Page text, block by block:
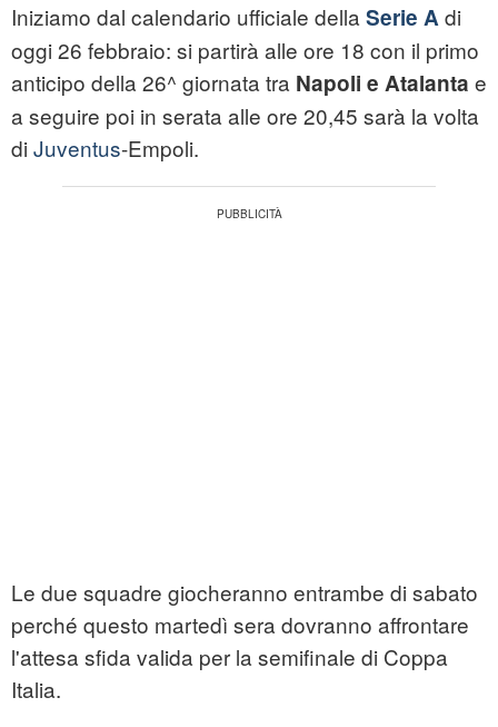
Iniziamo dal calendario ufficiale della Serie Adi
oggi 26 febbraio: si partirà alle ore 18 con il primo
anticipo della 26^ giornata tra Napoli e Atalanta e
a seguire poi in serata alle ore 20,45 sarà la volta
di Juventus-Empoli.
Le due squadre giocheranno entrambe di sabato
perché questo martedì sera dovranno affrontare
l'attesa sfida valida per la semifinale di Coppa
Italia.